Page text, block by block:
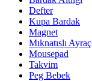
Defter
Kupa Bardak
Magnet
Mıknatıslı Ayraç
Mousepad
Takvim
Peg Bebek